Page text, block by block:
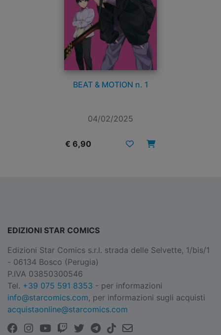
BEAT & MOTION n. 1
04/02/2025
€ 6,90
EDIZIONI STAR COMICS
Edizioni Star Comics s.r.l. strada delle Selvette, 1/bis/1
- 06134 Bosco (Perugia)
P.IVA 03850300546
Tel. +39 075 591 8353 - per informazioni
info@starcomics.com, per informazioni sugli acquisti
acquistaonline@starcomics.com